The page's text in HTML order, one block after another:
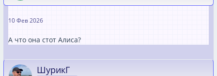
10 Фев 2026
А что она стот Алиса?
ШурикГ